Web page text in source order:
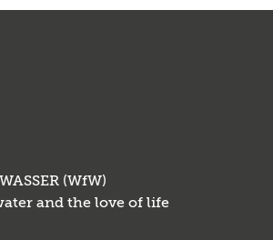
und fördern Berufsbildungen
die Gesundheit durch besse...
(WfW)
and the love of life